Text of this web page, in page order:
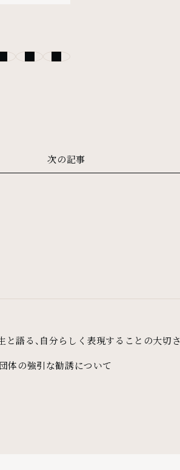
次の記事
と語る、自分らしく表現することの大切さ
体の強引な勧誘について